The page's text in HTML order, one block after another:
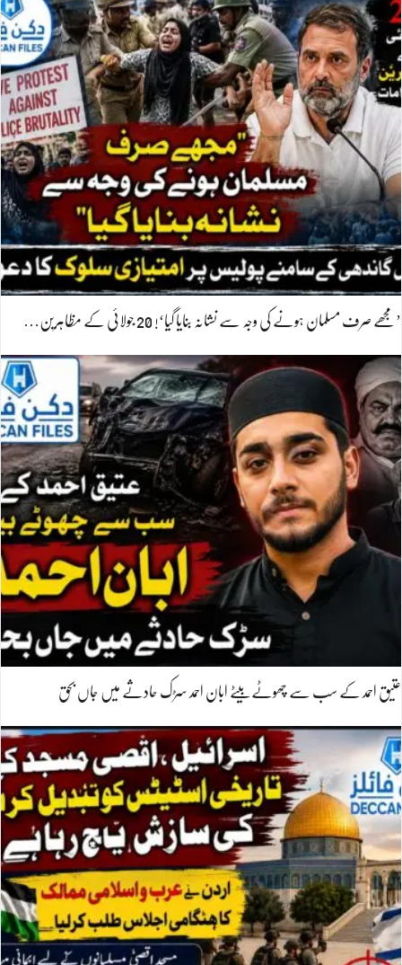
’مجھے صرف مسلمان ہونے کی وجہ سے نشانہ بنایا گیا‘! 20 جولائی کے مظاہرین…
عتیق احمد کے سب سے چھوٹے بیٹے ابان احمد سڑک حادثے میں جاں بحق